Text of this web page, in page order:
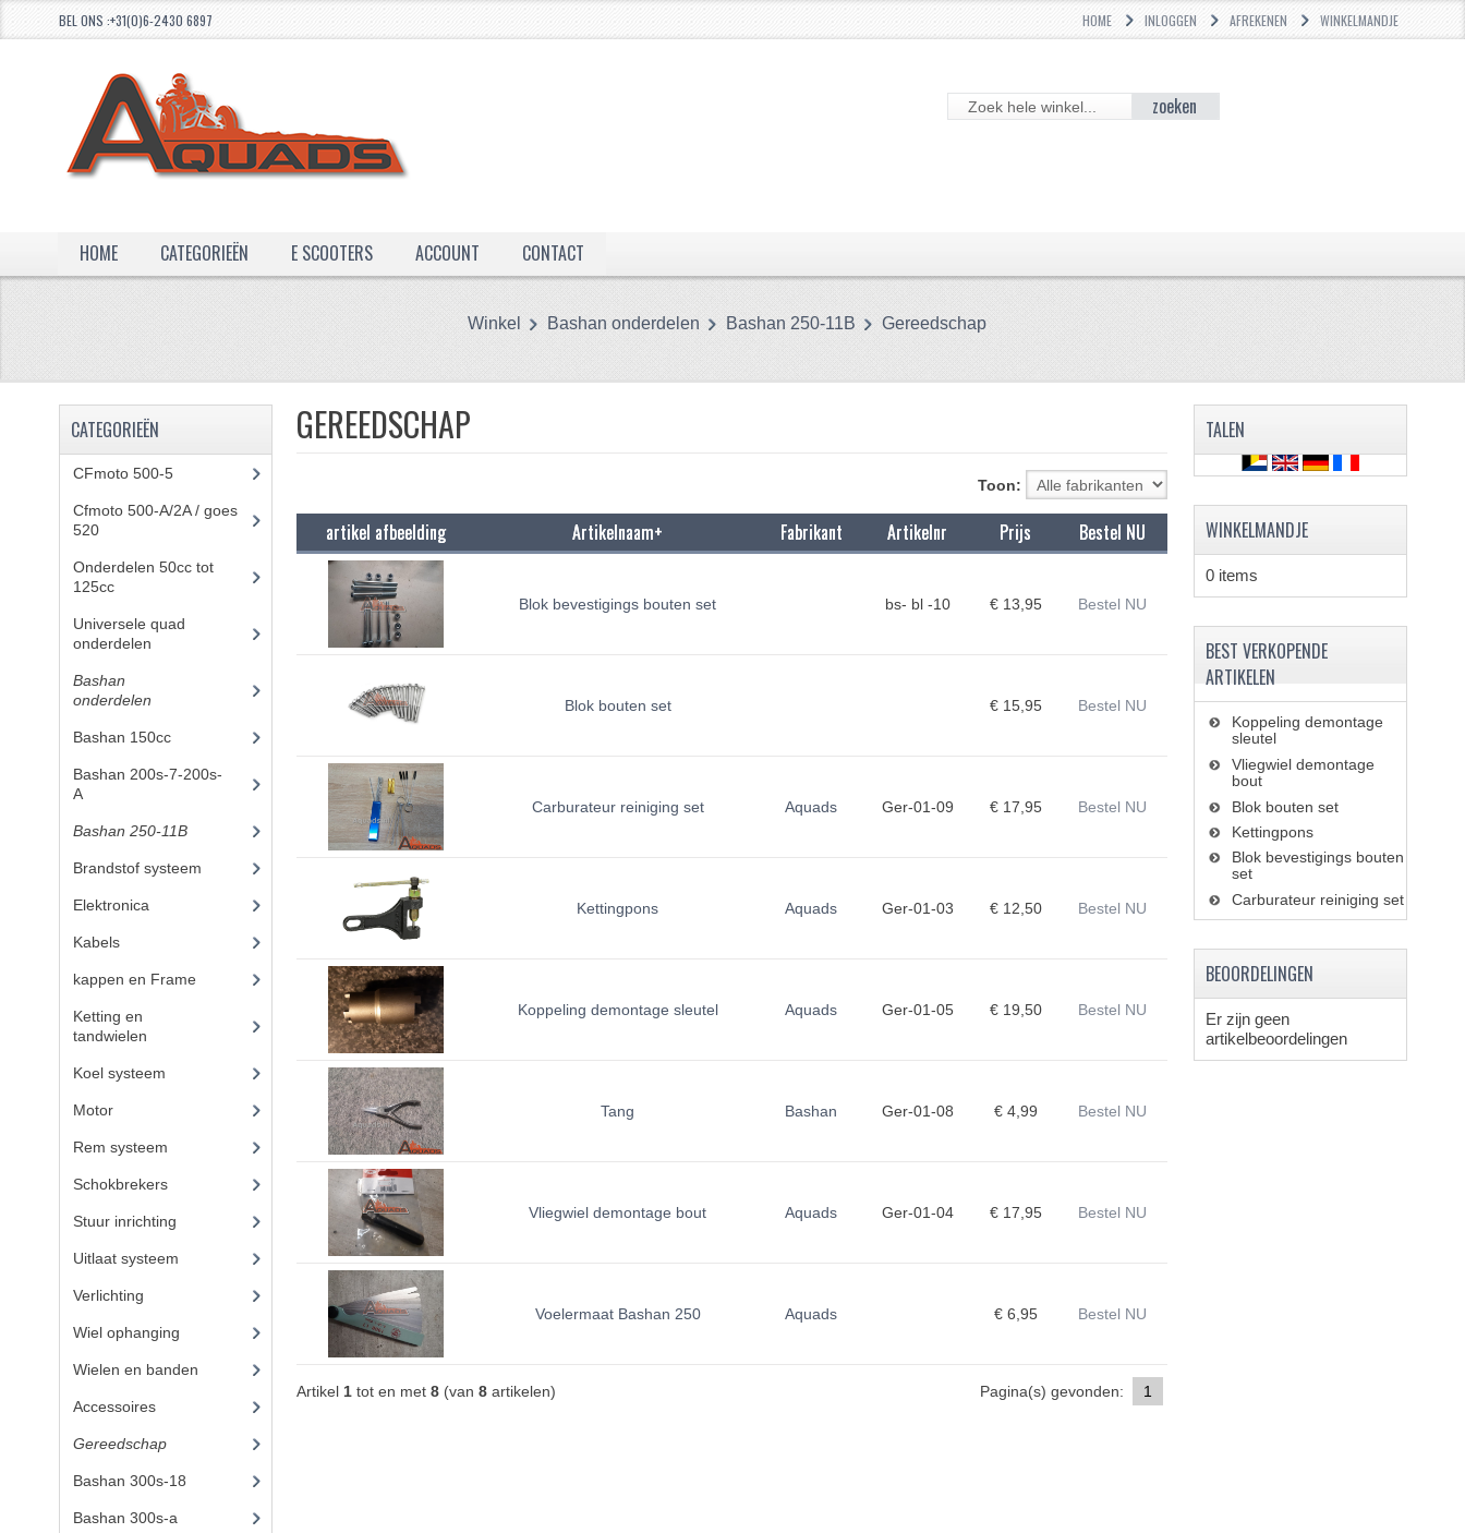
BEL ONS :+31(0)6-2430 6897 HOME INLOGGEN AFREKENEN WINKELMANDJE
zoeken
HOME CATEGORIEËN E SCOOTERS ACCOUNT CONTACT
Winkel Bashan onderdelen Bashan 250-11B Gereedschap
GEREEDSCHAP
Toon:
artikel afbeelding Artikelnaam+ Fabrikant Artikelnr Prijs Bestel NU
Blok bevestigings bouten set bs- bl -10 € 13,95 Bestel NU
Blok bouten set € 15,95 Bestel NU
Carburateur reiniging set Aquads Ger-01-09 € 17,95 Bestel NU
Kettingpons Aquads Ger-01-03 € 12,50 Bestel NU
Koppeling demontage sleutel Aquads Ger-01-05 € 19,50 Bestel NU
Tang Bashan Ger-01-08 € 4,99 Bestel NU
Vliegwiel demontage bout Aquads Ger-01-04 € 17,95 Bestel NU
Voelermaat Bashan 250 Aquads € 6,95 Bestel NU
Pagina(s) gevonden: 1
Artikel 1tot en met 8(van 8artikelen)
CATEGORIEËN
CFmoto 500-5(5)
Cfmoto 500-A/2A / goes
520(347)
Onderdelen 50cc tot
125cc(49)
Universele quad
onderdelen
Bashan
onderdelen
Bashan 150cc(36)
Bashan 200s-7-200s-
A(481)
Bashan 250-11B(385)
Brandstof systeem
Elektronica
Kabels(8)
kappen en Frame
Ketting en
tandwielen
Koel systeem
Motor(72)
Rem systeem
Schokbrekers(13)
Stuur inrichting
Uitlaat systeem
Verlichting
Wiel ophanging
Wielen en banden
Accessoires(62)
Gereedschap(8)
Bashan 300s-18
Bashan 300s-a
TALEN
WINKELMANDJE
0 items
BEST VERKOPENDE
ARTIKELEN
Koppeling demontage
sleutel
Vliegwiel demontage
bout
Blok bouten set
Kettingpons
Blok bevestigings bouten
set
Carburateur reiniging set
BEOORDELINGEN
Er zijn geen
artikelbeoordelingen